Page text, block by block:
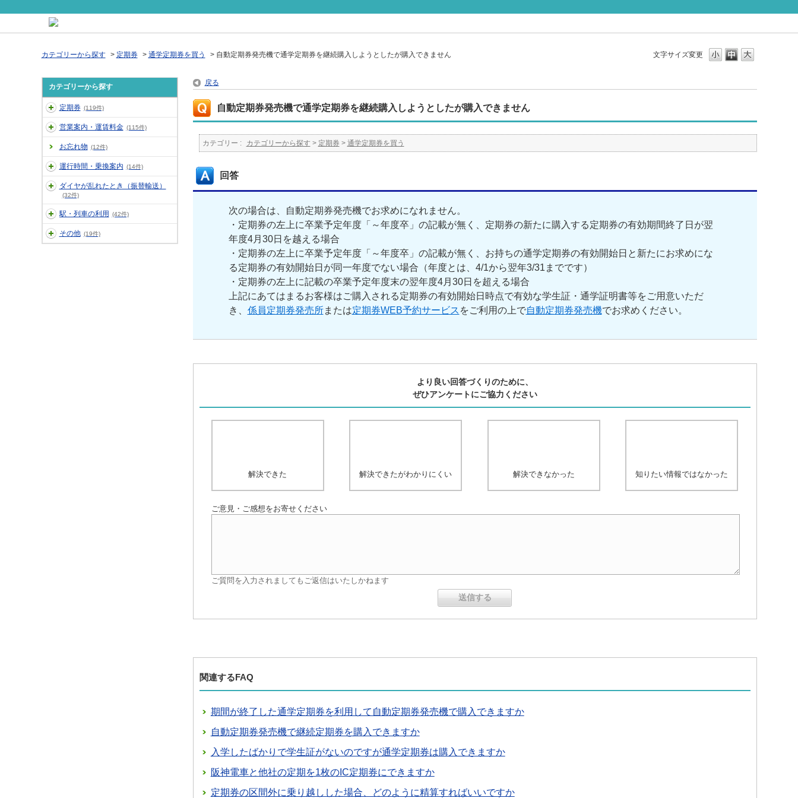
文字サイズ変更
カテゴリーから探す > 定期券 > 通学定期券を買う > 自動定期券発売機で通学定期券を継続購入しようとしたが購入できません
カテゴリーから探す
定期券 (119件)
営業案内・運賃料金 (115件)
お忘れ物 (12件)
運行時間・乗換案内 (14件)
ダイヤが乱れたとき（振替輸送）
(32件)
駅・列車の利用 (42件)
その他 (19件)
戻る
自動定期券発売機で通学定期券を継続購入しようとしたが購入できません
カテゴリー : カテゴリーから探す > 定期券 > 通学定期券を買う
回答
次の場合は、自動定期券発売機でお求めになれません。
・定期券の左上に卒業予定年度「～年度卒」の記載が無く、定期券の新たに購入する定期券の有効期間終了日が翌
年度4月30日を越える場合
・定期券の左上に卒業予定年度「～年度卒」の記載が無く、お持ちの通学定期券の有効開始日と新たにお求めにな
る定期券の有効開始日が同一年度でない場合（年度とは、4/1から翌年3/31までです）
・定期券の左上に記載の卒業予定年度末の翌年度4月30日を超える場合
上記にあてはまるお客様はご購入される定期券の有効開始日時点で有効な学生証・通学証明書等をご用意いただ
き、 係員定期券発売所または定期券WEB予約サービス をご利用の上で自動定期券発売機でお求めください。
より良い回答づくりのために、
ぜひアンケートにご協力ください
解決できた 解決できたがわかりにくい 解決できなかった 知りたい情報ではなかった
ご意見・ご感想をお寄せください
ご質問を入力されましてもご返信はいたしかねます
関連するFAQ
期間が終了した通学定期券を利用して自動定期券発売機で購入できますか
自動定期券発売機で継続定期券を購入できますか
入学したばかりで学生証がないのですが通学定期券は購入できますか
阪神電車と他社の定期を1枚のIC定期券にできますか
定期券の区間外に乗り越しした場合、どのように精算すればいいですか